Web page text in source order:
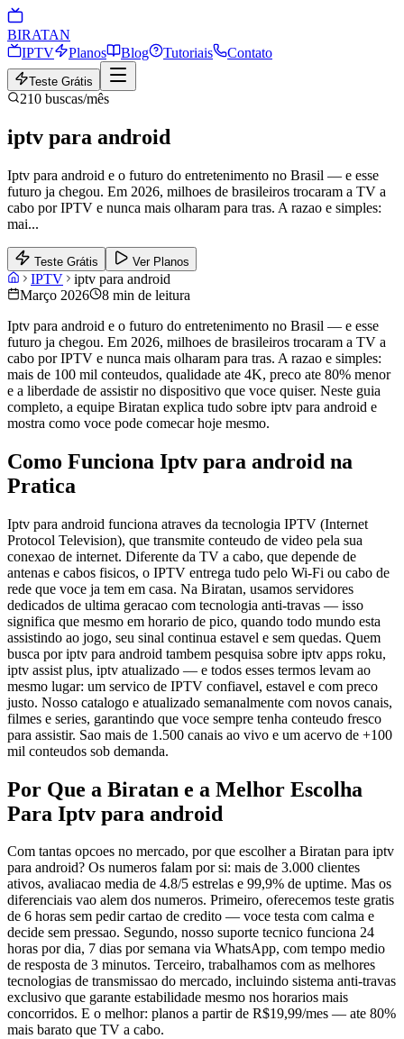
BIRATAN
IPTV
Planos Blog Tutoriais Contato
Teste Grátis
210 buscas/mês
iptv para android
Iptv para android e o futuro do entretenimento no Brasil — e esse
futuro ja chegou. Em 2026, milhoes de brasileiros trocaram a TV a
cabo por IPTV e nunca mais olharam para tras. A razao e simples:
mai...
Teste Grátis Ver Planos
IPTV
iptv para android
Março 2026
8 min de leitura
Iptv para android e o futuro do entretenimento no Brasil — e esse
futuro ja chegou. Em 2026, milhoes de brasileiros trocaram a TV a
cabo por IPTV e nunca mais olharam para tras. A razao e simples:
mais de 100 mil conteudos, qualidade ate 4K, preco ate 80% menor
e a liberdade de assistir no dispositivo que voce quiser. Neste guia
completo, a equipe Biratan explica tudo sobre iptv para android e
mostra como voce pode comecar hoje mesmo.
Como Funciona Iptv para android na
Pratica
Iptv para android funciona atraves da tecnologia IPTV (Internet
Protocol Television), que transmite conteudo de video pela sua
conexao de internet. Diferente da TV a cabo, que depende de
antenas e cabos fisicos, o IPTV entrega tudo pelo Wi-Fi ou cabo de
rede que voce ja tem em casa. Na Biratan, usamos servidores
dedicados de ultima geracao com tecnologia anti-travas — isso
significa que mesmo em horario de pico, quando todo mundo esta
assistindo ao jogo, seu sinal continua estavel e sem quedas. Quem
busca por iptv para android tambem pesquisa sobre iptv apps roku,
iptv assist plus, iptv atualizado — e todos esses termos levam ao
mesmo lugar: um servico de IPTV confiavel, estavel e com preco
justo. Nosso catalogo e atualizado semanalmente com novos canais,
filmes e series, garantindo que voce sempre tenha conteudo fresco
para assistir. Sao mais de 1.500 canais ao vivo e um acervo de +100
mil conteudos sob demanda.
Por Que a Biratan e a Melhor Escolha
Para Iptv para android
Com tantas opcoes no mercado, por que escolher a Biratan para iptv
para android? Os numeros falam por si: mais de 3.000 clientes
ativos, avaliacao media de 4.8/5 estrelas e 99,9% de uptime. Mas os
diferenciais vao alem dos numeros. Primeiro, oferecemos teste gratis
de 6 horas sem pedir cartao de credito — voce testa com calma e
decide sem pressao. Segundo, nosso suporte tecnico funciona 24
horas por dia, 7 dias por semana via WhatsApp, com tempo medio
de resposta de 3 minutos. Terceiro, trabalhamos com as melhores
tecnologias de transmissao do mercado, incluindo sistema anti-travas
exclusivo que garante estabilidade mesmo nos horarios mais
concorridos. E o melhor: planos a partir de R$19,99/mes — ate 80%
mais barato que TV a cabo.